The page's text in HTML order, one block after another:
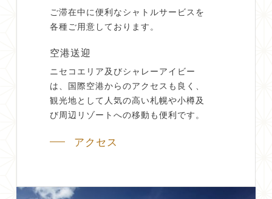
ご滞在中に便利なシャトルサービスを
各種ご用意しております。
空港送迎
ニセコエリア及びシャレーアイビー
は、国際空港からのアクセスも良く、
観光地として人気の高い札幌や小樽及
び周辺リゾートへの移動も便利です。
アクセス